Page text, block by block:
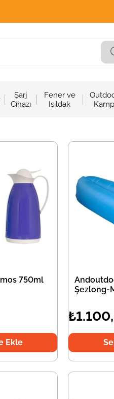
Şarj
Cihazı
Fener ve
Işıldak
Kamp
750ml
Ekle
Şezlong-